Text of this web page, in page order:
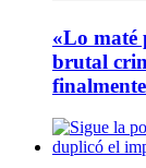
«Lo maté
brutal